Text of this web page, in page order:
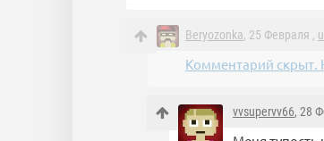
Beryozonka, 25 Февраля ,
Комментарий скрыт.
vvsupervv66, 28